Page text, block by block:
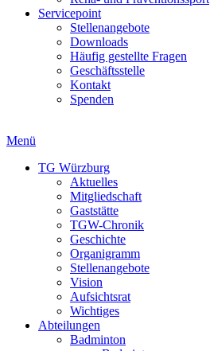
Servicepoint
Stellenangebote
Downloads
Häufig gestellte Fragen
Geschäftsstelle
Kontakt
Spenden
Menü
TG Würzburg
Aktuelles
Mitgliedschaft
Gaststätte
TGW-Chronik
Geschichte
Organigramm
Stellenangebote
Vision
Aufsichtsrat
Wichtiges
Abteilungen
Badminton